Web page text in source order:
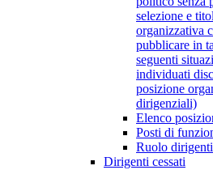
selezione e
organizzativa
pubblicare in
seguenti
individuati
posizione
dirigenziali)
Elenco
Posti di
Ruolo dirigenti
Dirigenti cessati